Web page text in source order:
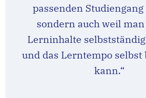
passenden
sondern auch weil
Lerninhalte
und das Lerntempo
kann.“